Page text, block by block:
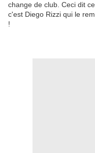
change de club. Ceci dit
c'est Diego Rizzi qui le
!